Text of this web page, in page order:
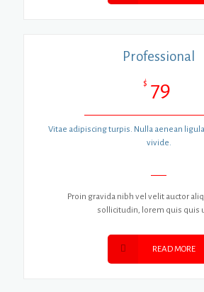
Professional
$ 79
Vitae adipiscing turpis. Nulla aenean
vivide.
Proin gravida nibh vel velit auctor
sollicitudin, lorem quis quis
READ MORE